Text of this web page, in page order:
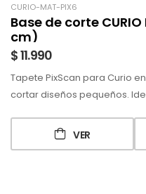
CURIO-MAT-PIX6
Base de corte CURIO
cm)
$ 11.990
Tapete PixScan para Curio
cortar diseños pequeños.
VER